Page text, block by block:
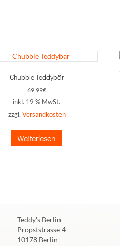
Chubble Teddybär
69,99€
inkl. 19 % MwSt.
zzgl. Versandkosten
Weiterlesen
Teddy's Berlin
Propststrasse 4
10178 Berlin